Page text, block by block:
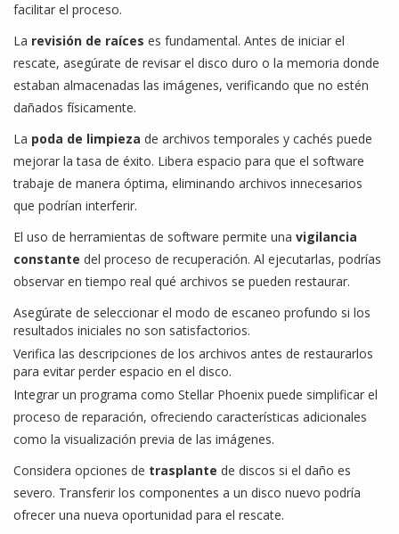
facilitar el proceso.
La revisión de raíces es fundamental. Antes de iniciar el
rescate, asegúrate de revisar el disco duro o la memoria donde
estaban almacenadas las imágenes, verificando que no estén
dañados físicamente.
La poda de limpieza de archivos temporales y cachés puede
mejorar la tasa de éxito. Libera espacio para que el software
trabaje de manera óptima, eliminando archivos innecesarios
que podrían interferir.
El uso de herramientas de software permite una vigilancia
constante del proceso de recuperación. Al ejecutarlas, podrías
observar en tiempo real qué archivos se pueden restaurar.
Asegúrate de seleccionar el modo de escaneo profundo si los
resultados iniciales no son satisfactorios.
Verifica las descripciones de los archivos antes de restaurarlos
para evitar perder espacio en el disco.
Integrar un programa como Stellar Phoenix puede simplificar el
proceso de reparación, ofreciendo características adicionales
como la visualización previa de las imágenes.
Considera opciones de trasplante de discos si el daño es
severo. Transferir los componentes a un disco nuevo podría
ofrecer una nueva oportunidad para el rescate.